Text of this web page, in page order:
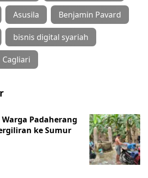
Asusila Benjamin Pavard
bisnis digital syariah
Cagliari
Padaherang
ke Sumur